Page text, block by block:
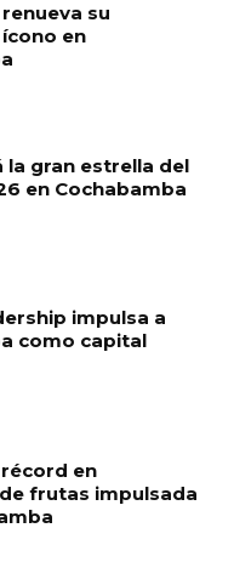
su
en
la gran estrella del
en Cochabamba
impulsa a
como capital
en
frutas impulsada